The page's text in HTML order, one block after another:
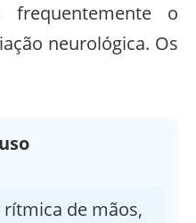
frequentemente o
neurológica. Os
de mãos,